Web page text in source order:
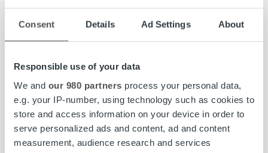
Consent Details Ad Settings About
Responsible use of your data
We and our 980 partners process your personal data,
e.g. your IP-number, using technology such as cookies to
store and access information on your device in order to
serve personalized ads and content, ad and content
measurement, audience research and services
Ser vad som behöver göras, är flexibel, och prestigelös
Är en noggrann person som inte låter något falla mellan
stolarna
Om Ropo Capital
Ropo Capital erbjuder vad vi kallar för Invoice Life Cycle-